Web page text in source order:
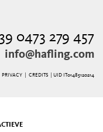
0473 279 457
info@hafling.com
PRIVACY| CREDITS | UID IT01485120214